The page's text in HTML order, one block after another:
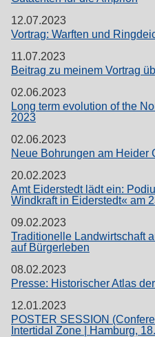
12.07.2023
Vortrag: Warften und
11.07.2023
Beitrag zu meinem Vortrag
02.06.2023
Long term evolution of the
2023
02.06.2023
Neue Bohrungen am Heider
20.02.2023
Amt Eiderstedt lädt ein:
Windkraft in Eiderstedt« am
09.02.2023
Traditionelle Landwirtschaft
auf Bürgerleben
08.02.2023
Presse: Historischer Atlas
12.01.2023
POSTER SESSION
Intertidal Zone | Hamburg,